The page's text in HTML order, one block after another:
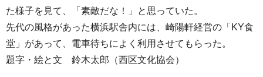
た様子を見て、「素敵だな！」と思っていた。
先代の風格があった横浜駅舎内には、崎陽軒経営の「KY食
堂」があって、電車待ちによく利用させてもらった。
題字・絵と文 鈴木太郎（西区文化協会）